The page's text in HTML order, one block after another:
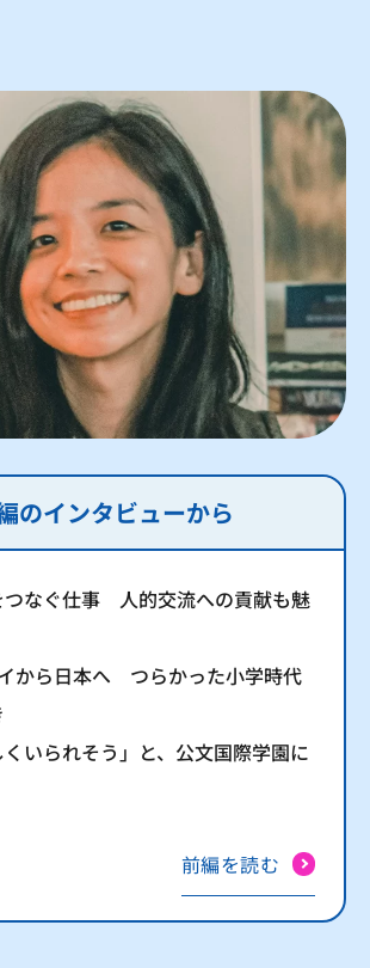
のインタビューから
つなぐ仕事 人的交流への貢献も魅
から日本へ つらかった小学時代
いられそう」と、公文国際学園に
前編を読む